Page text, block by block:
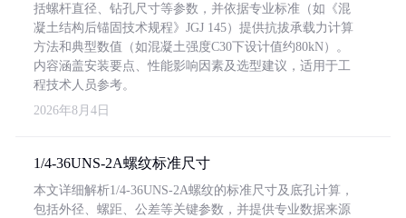
括螺杆直径、钻孔尺寸等参数，并依据专业标准（如《混
凝土结构后锚固技术规程》JGJ 145）提供抗拔承载力计算
方法和典型数值（如混凝土强度C30下设计值约80kN）。
内容涵盖安装要点、性能影响因素及选型建议，适用于工
程技术人员参考。
2026年8月4日
1/4-36UNS-2A螺纹标准尺寸
本文详细解析1/4-36UNS-2A螺纹的标准尺寸及底孔计算，
包括外径、螺距、公差等关键参数，并提供专业数据来源